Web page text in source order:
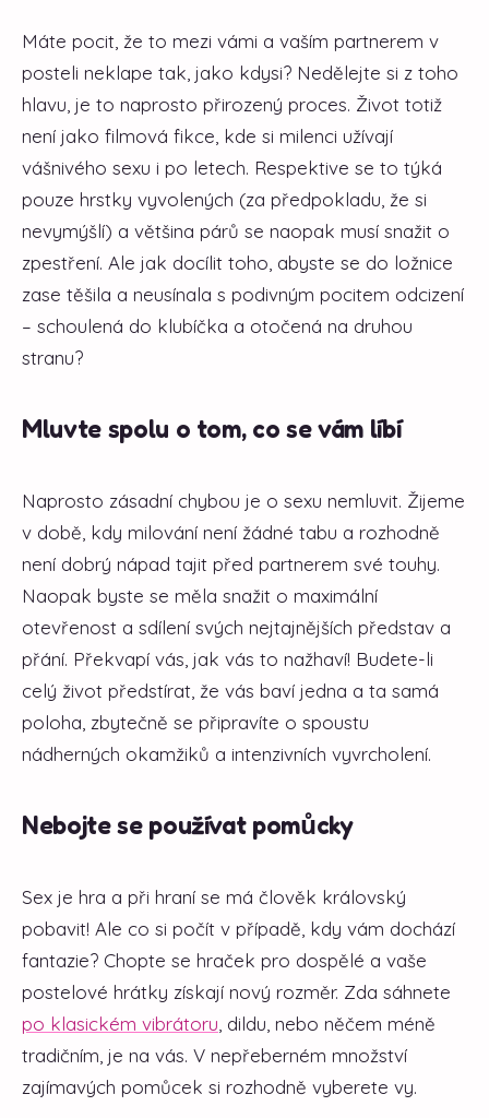
Máte pocit, že to mezi vámi a vaším partnerem v
posteli neklape tak, jako kdysi? Nedělejte si z toho
hlavu, je to naprosto přirozený proces. Život totiž
není jako filmová fikce, kde si milenci užívají
vášnivého sexu i po letech. Respektive se to týká
pouze hrstky vyvolených (za předpokladu, že si
nevymýšlí) a většina párů se naopak musí snažit o
zpestření. Ale jak docílit toho, abyste se do ložnice
zase těšila a neusínala s podivným pocitem odcizení
– schoulená do klubíčka a otočená na druhou
stranu?
Mluvte spolu o tom, co se vám líbí
Naprosto zásadní chybou je o sexu nemluvit. Žijeme
v době, kdy milování není žádné tabu a rozhodně
není dobrý nápad tajit před partnerem své touhy.
Naopak byste se měla snažit o maximální
otevřenost a sdílení svých nejtajnějších představ a
přání. Překvapí vás, jak vás to nažhaví! Budete-li
celý život předstírat, že vás baví jedna a ta samá
poloha, zbytečně se připravíte o spoustu
nádherných okamžiků a intenzivních vyvrcholení.
Nebojte se používat pomůcky
Sex je hra a při hraní se má člověk královský
pobavit! Ale co si počít v případě, kdy vám dochází
fantazie? Chopte se hraček pro dospělé a vaše
postelové hrátky získají nový rozměr. Zda sáhnete
po klasickém vibrátoru , dildu, nebo něčem méně
tradičním, je na vás. V nepřeberném množství
zajímavých pomůcek si rozhodně vyberete vy.